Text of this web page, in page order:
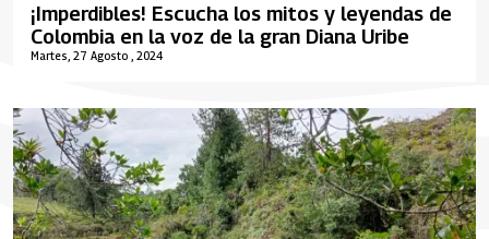
Martes, 27 Agosto , 2024
¡Imperdibles! Escucha los mitos y leyendas de
Colombia en la voz de la gran Diana Uribe